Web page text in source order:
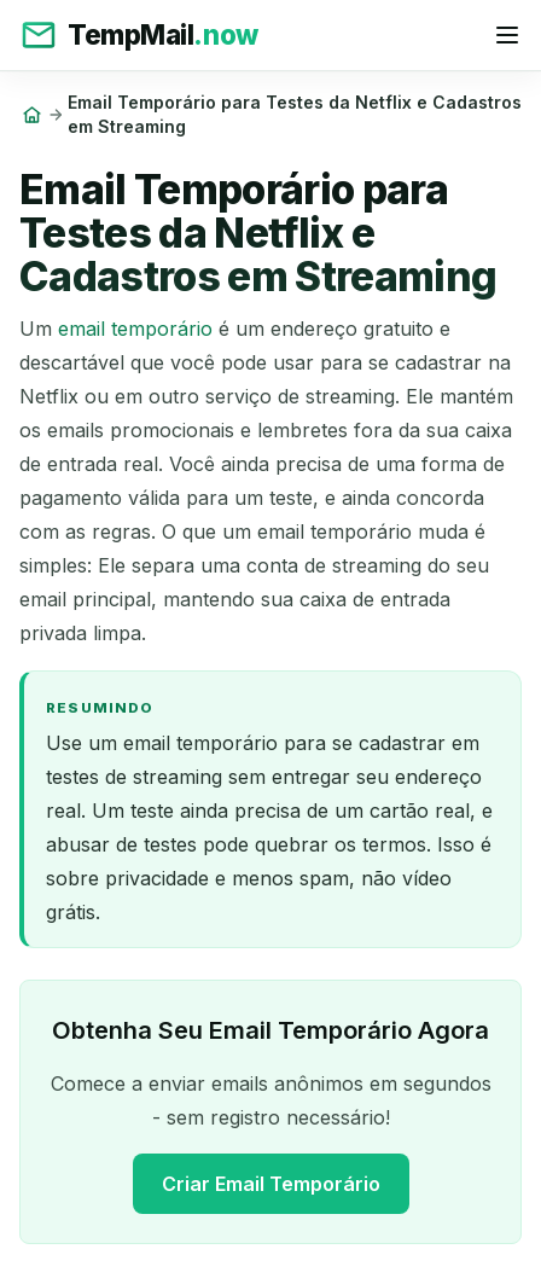
TempMail.now
Email Temporário para Testes da Netflix e Cadastros
em Streaming
Email Temporário para
Testes da Netflix e
Cadastros em Streaming
Um email temporário é um endereço gratuito e
descartável que você pode usar para se cadastrar na
Netflix ou em outro serviço de streaming. Ele mantém
os emails promocionais e lembretes fora da sua caixa
de entrada real. Você ainda precisa de uma forma de
pagamento válida para um teste, e ainda concorda
com as regras. O que um email temporário muda é
simples: Ele separa uma conta de streaming do seu
email principal, mantendo sua caixa de entrada
privada limpa.
RESUMINDO
Use um email temporário para se cadastrar em
testes de streaming sem entregar seu endereço
real. Um teste ainda precisa de um cartão real, e
abusar de testes pode quebrar os termos. Isso é
sobre privacidade e menos spam, não vídeo
grátis.
Obtenha Seu Email Temporário Agora
Comece a enviar emails anônimos em segundos
- sem registro necessário!
Criar Email Temporário